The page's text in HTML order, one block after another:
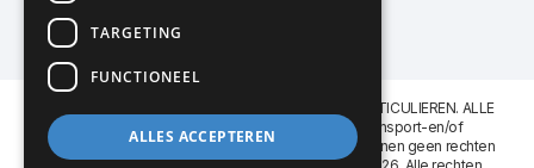
Facebook
Instagram
KMP Kantoormeubilair levert aan BEDRIJVEN en PARTICULIEREN. ALLE
GENOEMDE PRIJZEN ZIJN EXCL. 21% B.T.W. Transport-en/of
Montagekosten op aanvraag. Aan deze website kunnen geen rechten
TARGETING
FUNCTIONEEL
ALLES ACCEPTEREN